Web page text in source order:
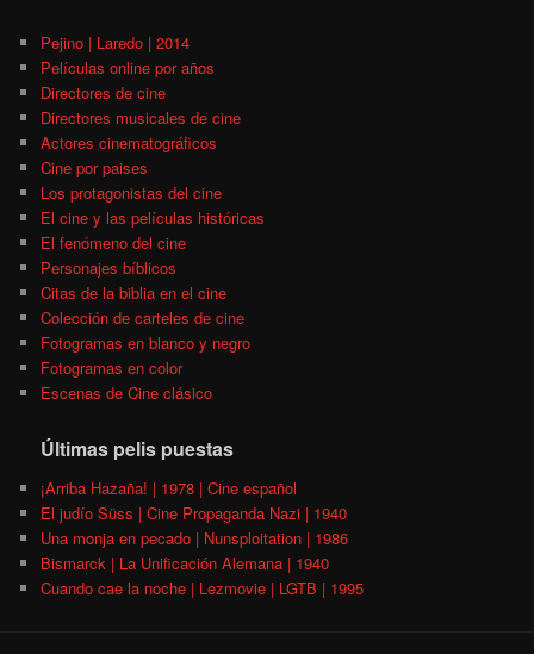
Pejino | Laredo | 2014
Películas online por años
Directores de cine
Directores musicales de cine
Actores cinematográficos
Cine por paises
Los protagonistas del cine
El cine y las películas históricas
El fenómeno del cine
Personajes bíblicos
Citas de la biblia en el cine
Colección de carteles de cine
Fotogramas en blanco y negro
Fotogramas en color
Escenas de Cine clásico
Últimas pelis puestas
¡Arriba Hazaña! | 1978 | Cine español
El judío Süss | Cine Propaganda Nazi | 1940
Una monja en pecado | Nunsploitation | 1986
Bismarck | La Unificación Alemana | 1940
Cuando cae la noche | Lezmovie | LGTB | 1995